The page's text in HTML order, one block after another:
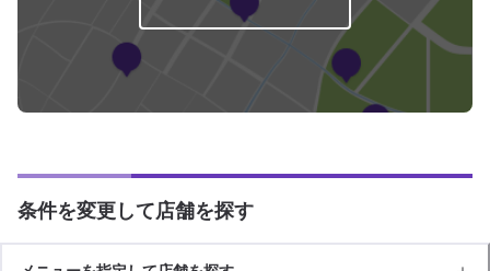
条件を変更して店舗を探す